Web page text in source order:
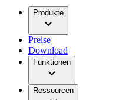
Produkte
Preise
Download
Funktionen
Ressourcen